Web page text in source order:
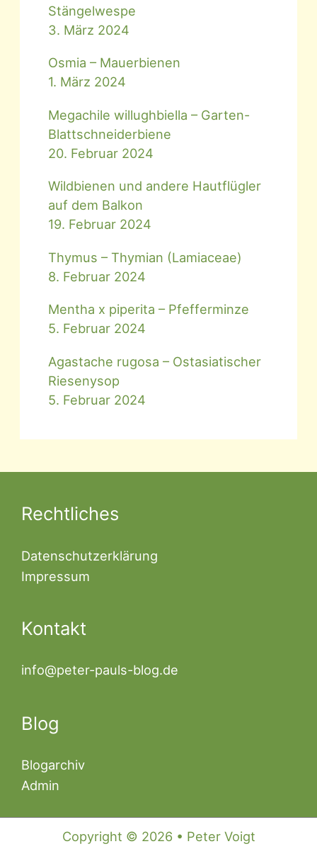
Stängelwespe
3. März 2024
Osmia – Mauerbienen
1. März 2024
Megachile willughbiella – Garten-
Blattschneiderbiene
20. Februar 2024
Wildbienen und andere Hautflügler
auf dem Balkon
19. Februar 2024
Thymus – Thymian (Lamiaceae)
8. Februar 2024
Mentha x piperita – Pfefferminze
5. Februar 2024
Agastache rugosa – Ostasiatischer
Riesenysop
5. Februar 2024
Rechtliches
Datenschutzerklärung
Impressum
Kontakt
info@peter-pauls-blog.de
Blog
Blogarchiv
Admin
Copyright © 2026 • Peter Voigt